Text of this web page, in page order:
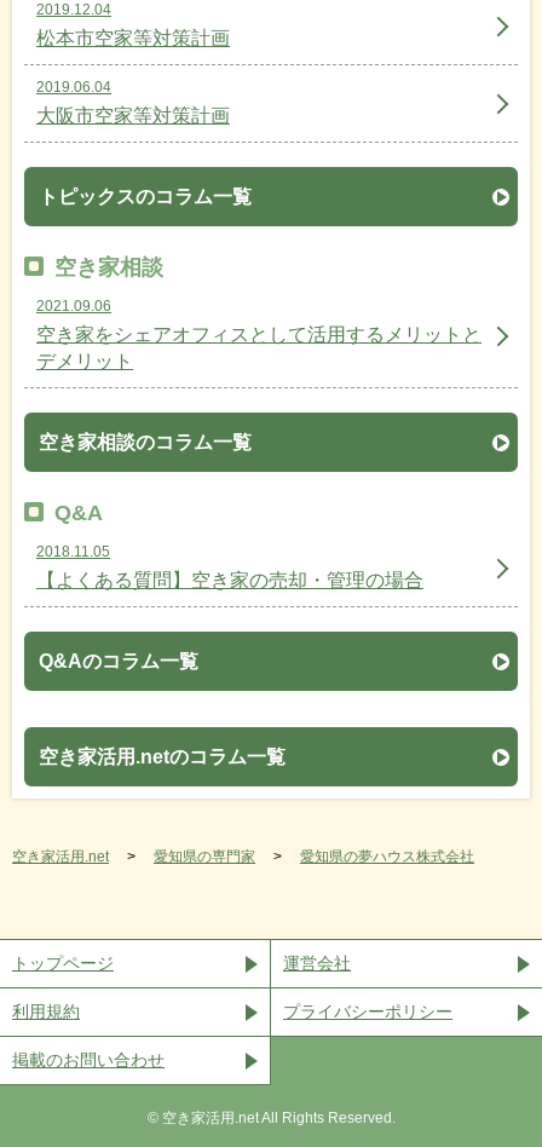
2019.12.04
松本市空家等対策計画
2019.06.04
大阪市空家等対策計画
トピックスのコラム一覧
空き家相談
2021.09.06
空き家をシェアオフィスとして活用するメリットと
デメリット
空き家相談のコラム一覧
Q&A
2018.11.05
【よくある質問】空き家の売却・管理の場合
Q&Aのコラム一覧
空き家活用.netのコラム一覧
空き家活用.net 愛知県の専門家 愛知県の夢ハウス株式会社
トップページ 運営会社
利用規約 プライバシーポリシー
掲載のお問い合わせ
©︎ 空き家活用.net All Rights Reserved.